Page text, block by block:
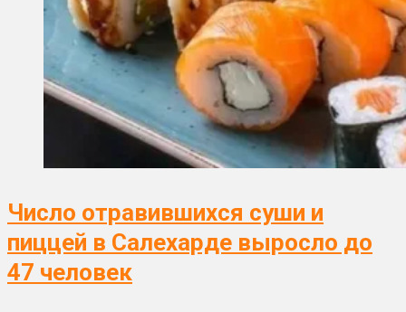
Число отравившихся суши и
пиццей в Салехарде выросло до
47 человек